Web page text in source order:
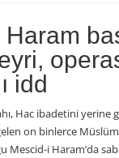
idd
Hac ibadetini yerine
on binlerce
Mescid-i Haram’da